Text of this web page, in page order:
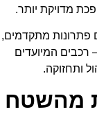
מדויקת יותר.
פתרונות מתקדמים,
רכבים המיועדים
ותחזוקה.
מהשטח